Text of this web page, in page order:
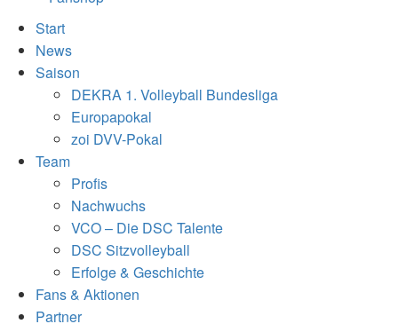
Start
News
Saison
DEKRA 1. Volleyball Bundesliga
Europapokal
zoi DVV-Pokal
Team
Profis
Nachwuchs
VCO – Die DSC Talente
DSC Sitzvolleyball
Erfolge & Geschichte
Fans & Aktionen
Partner